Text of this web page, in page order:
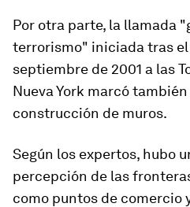
Por otra parte, la llamada
terrorismo" iniciada tras el
septiembre de 2001 a las
Nueva York marcó
construcción de muros.
Según los expertos, hubo
percepción de las
como puntos de comercio